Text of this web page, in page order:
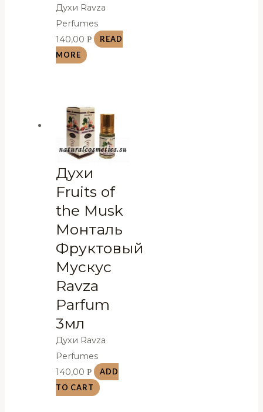
Духи Ravza
Perfumes
140,00Р
READ
MORE
Духи
Fruits of
the Musk
Монталь
Фруктовый
Мускус
Ravza
Parfum
3мл
Духи Ravza
Perfumes
140,00Р
ADD
TO CART